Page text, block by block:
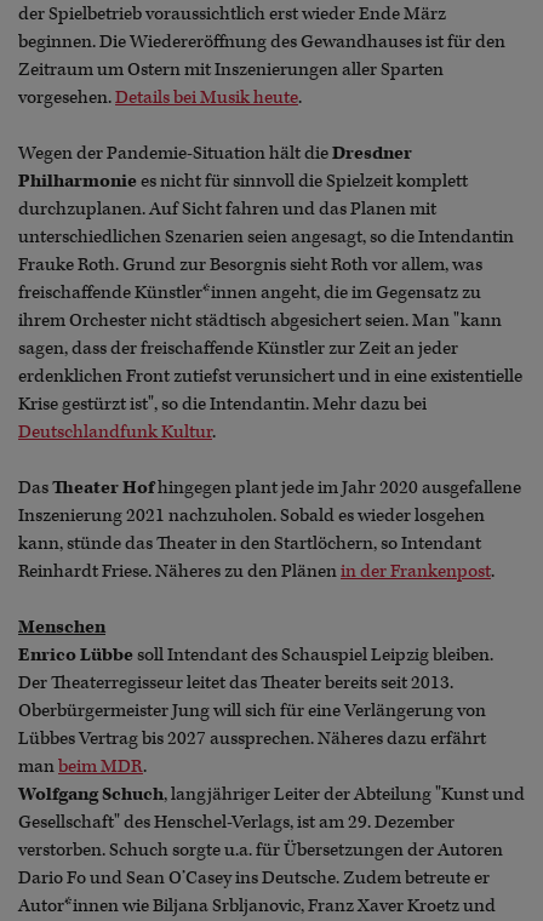
der Spielbetrieb voraussichtlich erst wieder Ende März
beginnen. Die Wiedereröffnung des Gewandhauses ist für den
Zeitraum um Ostern mit Inszenierungen aller Sparten
vorgesehen.Details bei Musik heute.
Wegen der Pandemie-Situation hält dieDresdner
Philharmoniees nicht für sinnvoll die Spielzeit komplett
durchzuplanen. Auf Sicht fahren und das Planen mit
unterschiedlichen Szenarien seien angesagt, so die Intendantin
Frauke Roth. Grund zur Besorgnis sieht Roth vor allem, was
freischaffende Künstler*innen angeht, die im Gegensatz zu
ihrem Orchester nicht städtisch abgesichert seien. Man "kann
sagen, dass der freischaffende Künstler zur Zeit an jeder
erdenklichen Front zutiefst verunsichert und in eine existentielle
Krise gestürzt ist", so die Intendantin. Mehr dazu bei
Deutschlandfunk Kultur.
DasTheater Hofhingegen plant jede im Jahr 2020 ausgefallene
Inszenierung 2021 nachzuholen. Sobald es wieder losgehen
kann, stünde das Theater in den Startlöchern, so Intendant
Reinhardt Friese. Näheres zu den Plänenin der Frankenpost.
Menschen
Enrico Lübbesoll Intendant des Schauspiel Leipzig bleiben.
Der Theaterregisseur leitet das Theater bereits seit 2013.
Oberbürgermeister Jung will sich für eine Verlängerung von
Lübbes Vertrag bis 2027 aussprechen. Näheres dazu erfährt
manbeim MDR.
Wolfgang Schuch, langjähriger Leiter der Abteilung "Kunst und
Gesellschaft" des Henschel-Verlags, ist am 29. Dezember
verstorben. Schuch sorgte u.a. für Übersetzungen der Autoren
Dario Fo und Sean O’Casey ins Deutsche. Zudem betreute er
Autor*innen wie Biljana Srbljanovic, Franz Xaver Kroetz und